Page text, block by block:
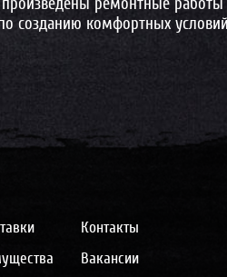
созданию комфортных
Контакты
Вакансии